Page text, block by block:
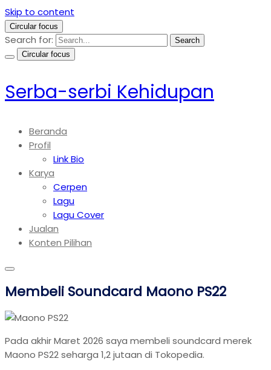
Skip to content
Circular focus
Search for:
Search
Circular focus
Serba-serbi Kehidupan
Beranda
Profil
Link Bio
Karya
Cerpen
Lagu
Lagu Cover
Jualan
Konten Pilihan
Membeli Soundcard Maono PS22
Pada akhir Maret 2026 saya membeli soundcard merek
Maono PS22 seharga 1,2 jutaan di Tokopedia.